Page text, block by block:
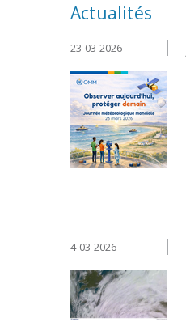
Actualités
23-03-2026
4-03-2026